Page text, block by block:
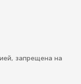
запрещена на